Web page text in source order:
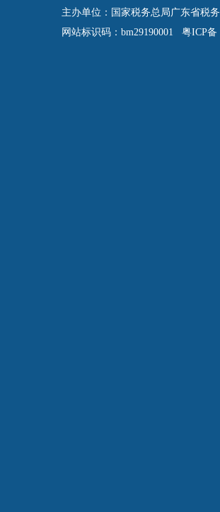
主办单位：国家税务总局广东省税
网站标识码：bm29190001 粤ICP